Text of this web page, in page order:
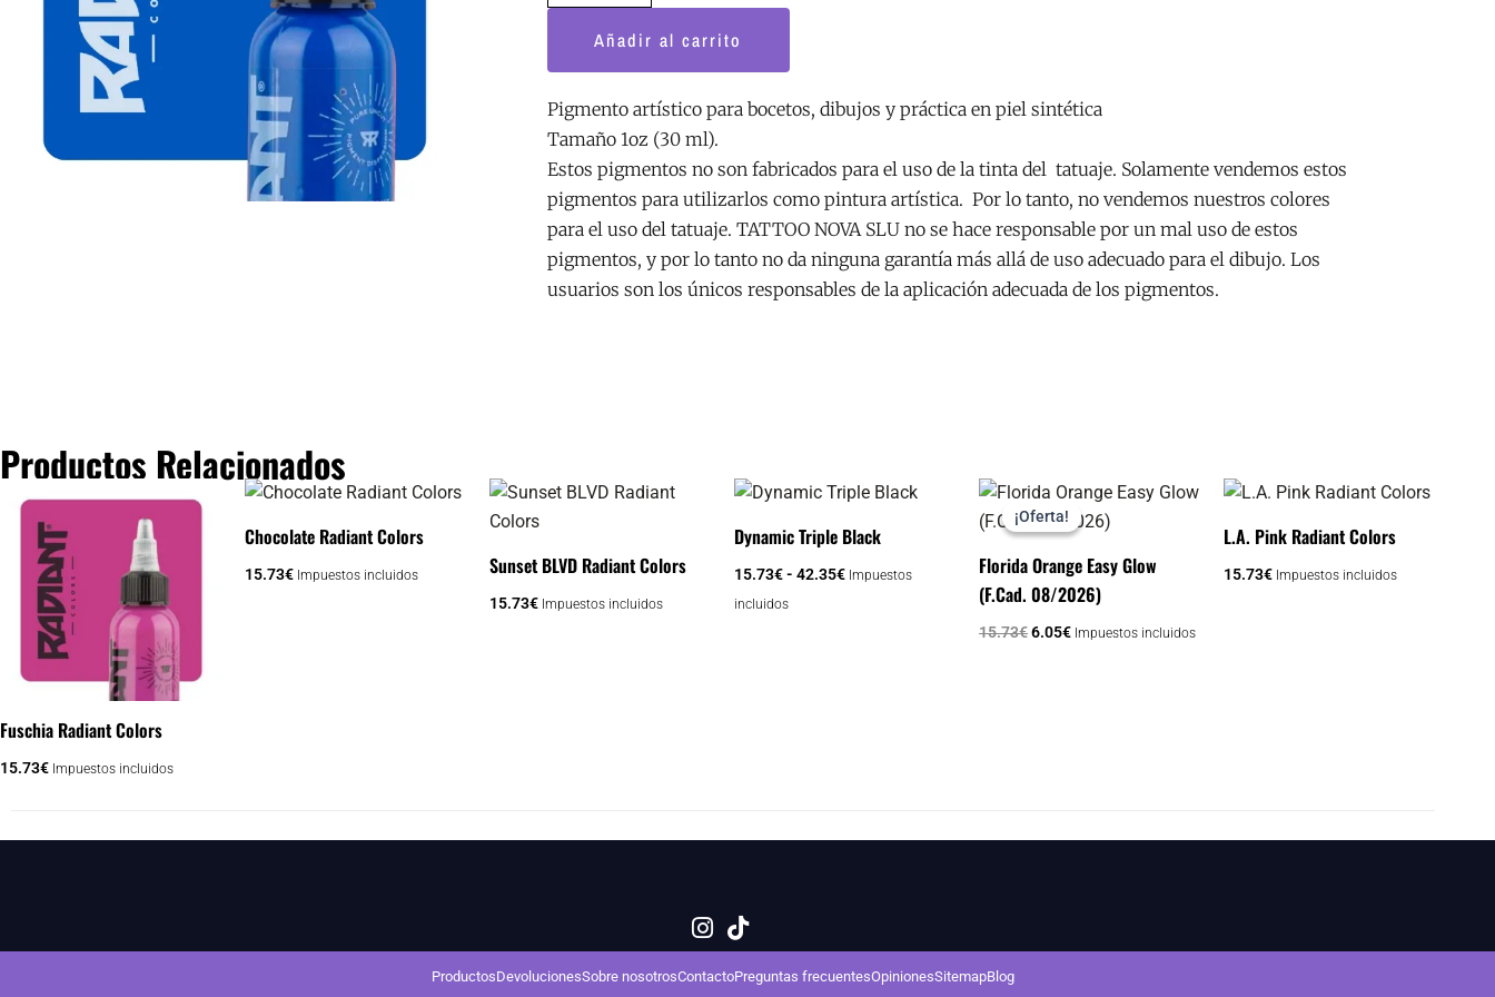
Colors
cantidad
Añadir al carrito
Pigmento artístico para bocetos, dibujos y práctica en piel sintética
Tamaño 1oz (30 ml).
Estos pigmentos no son fabricados para el uso de la tinta del tatuaje. Solamente vendemos estos
pigmentos para utilizarlos como pintura artística. Por lo tanto, no vendemos nuestros colores
para el uso del tatuaje. TATTOO NOVA SLU no se hace responsable por un mal uso de estos
pigmentos, y por lo tanto no da ninguna garantía más allá de uso adecuado para el dibujo. Los
usuarios son los únicos responsables de la aplicación adecuada de los pigmentos.
Productos Relacionados
Fuschia Radiant Colors
15.73€ Impuestos incluidos
Chocolate Radiant Colors
15.73€ Impuestos incluidos Sunset BLVD Radiant Colors
15.73€ Impuestos incluidos
Dynamic Triple Black
15.73€- 42.35€
Rango
de
precios:
desde
15.73€
hasta
Impuestos
incluidos
Este
tiene
múltiples
variantes.
página
¡Oferta!
¡Oferta!
Florida Orange Easy Glow
(F.Cad. 08/2026)
15.73€
El
precio
original
15.73€.
6.05€
El
precio
actual
6.05€.
Impuestos incluidos
L.A. Pink Radiant Colors
15.73€ Impuestos incluidos
ProductosDevolucionesSobre nosotrosContactoPreguntas frecuentesOpinionesSitemapBlog